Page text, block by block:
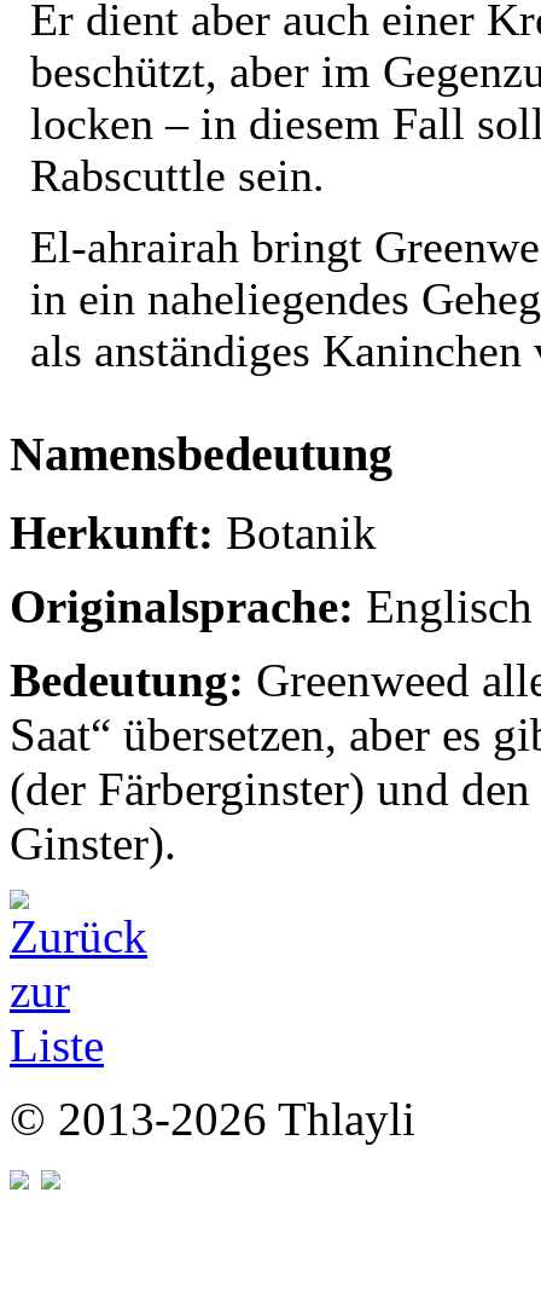
Er dient aber auch einer
beschützt, aber im
locken – in diesem Fall
Rabscuttle sein.
El-ahrairah bringt
in ein naheliegendes
als anständiges
Namensbedeutung
Herkunft: Botanik
Originalsprache: Englisch
Bedeutung: Greenweed
Saat“ übersetzen, aber es
(der Färberginster) und
Ginster).
© 2013-2026 Thlayli